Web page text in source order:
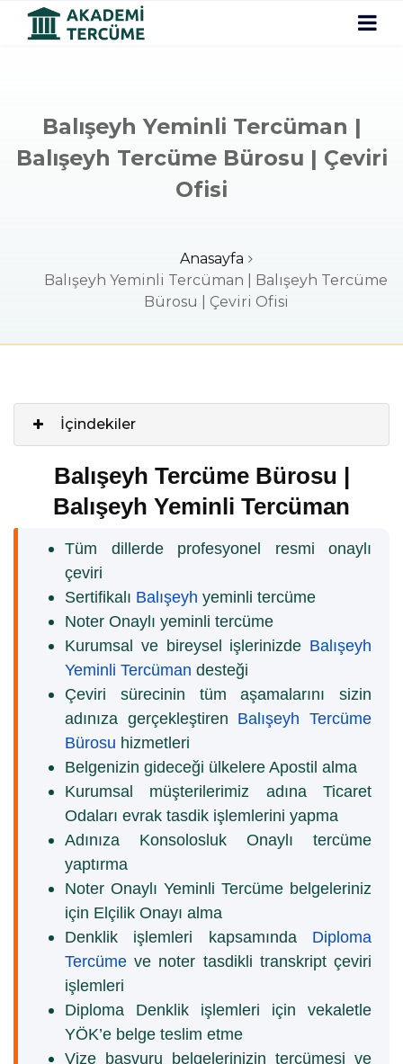
Balışeyh Yeminli Tercüman |
Balışeyh Tercüme Bürosu | Çeviri
Ofisi
Anasayfa
Balışeyh Yeminli Tercüman | Balışeyh Tercüme
Bürosu | Çeviri Ofisi
İçindekiler
Balışeyh Tercüme Bürosu |
Balışeyh Yeminli Tercüman
Tüm dillerde profesyonel resmi onaylı
çeviri
Sertifikalı Balışeyh yeminli tercüme
Noter Onaylı yeminli tercüme
Kurumsal ve bireysel işlerinizde Balışeyh
Yeminli Tercüman desteği
Çeviri sürecinin tüm aşamalarını sizin
adınıza gerçekleştiren Balışeyh Tercüme
Bürosu hizmetleri
Belgenizin gideceği ülkelere Apostil alma
Kurumsal müşterilerimiz adına Ticaret
Odaları evrak tasdik işlemlerini yapma
Adınıza Konsolosluk Onaylı tercüme
yaptırma
Noter Onaylı Yeminli Tercüme belgeleriniz
için Elçilik Onayı alma
Denklik işlemleri kapsamında Diploma
Tercüme ve noter tasdikli transkript çeviri
işlemleri
Diploma Denklik işlemleri için vekaletle
YÖK’e belge teslim etme
Vize başvuru belgelerinizin tercümesi ve